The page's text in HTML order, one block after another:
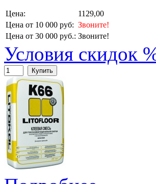
Цена:
1129,00
Цена от 10 000 руб: Звоните!
Цена от 30 000 руб.: Звоните!
Условия скидок
Купить